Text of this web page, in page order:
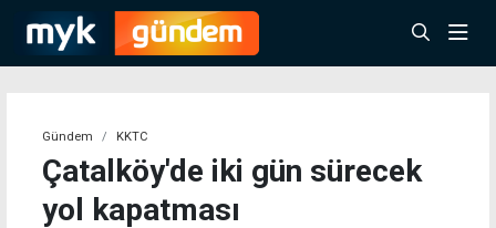
Gündem KKTC
Çatalköy'de iki gün sürecek
yol kapatması